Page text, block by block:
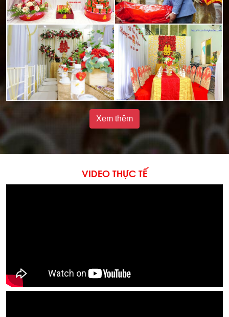
Xem thêm
VIDEO THỰC TẾ